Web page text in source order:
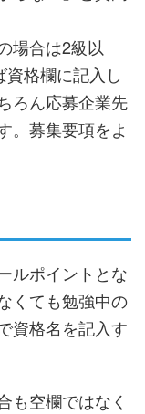
場合は2級以
格欄に記入し
ろん応募企業先
。募集要項をよ
ルポイントとな
くても勉強中の
資格名を記入す
も空欄ではなく